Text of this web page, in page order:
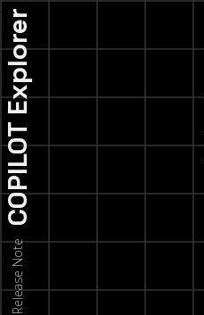
COPILOT Explorer
Release Note